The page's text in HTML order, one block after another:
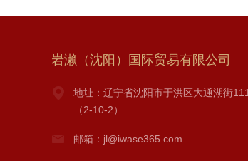
岩濑（沈阳）国际贸易有限公司
地址：辽宁省沈阳市于洪区大通湖街
（2-10-2）
邮箱：jl@iwase365.com